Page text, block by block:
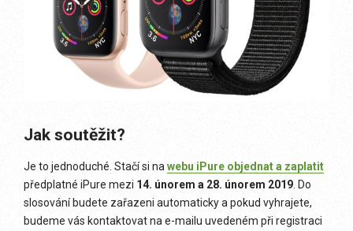
Jak soutěžit?
Je to jednoduché. Stačí si na webu iPure objednat a zaplatit
předplatné iPure mezi 14. únorem a 28. únorem 2019 . Do
slosování budete zařazeni automaticky a pokud vyhrajete,
budeme vás kontaktovat na e-mailu uvedeném při registraci